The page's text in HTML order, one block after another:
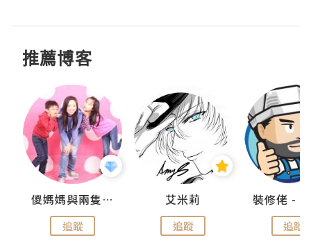
推薦博客
儍媽媽與兩隻小魔怪之家
追蹤
艾米莉
追蹤 追蹤